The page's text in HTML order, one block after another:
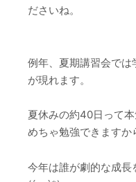
ださいね。
例年、夏期講習会では
が現れます。
夏休みの約40日って
めちゃ勉強できますか
今年は誰が劇的な成